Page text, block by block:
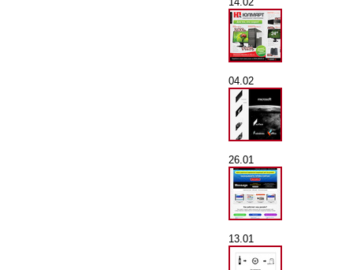
04.02
26.01
13.01